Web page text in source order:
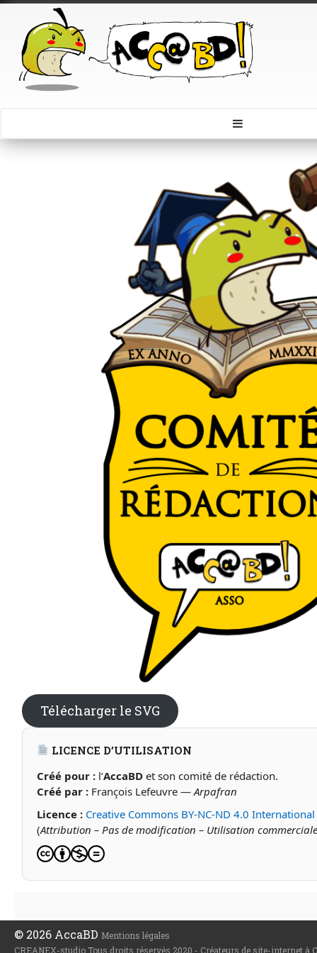
Télécharger le SVG
LICENCE D’UTILISATION
Créé pour : l’AccaBD et son comité de rédaction.
Créé par : François Lefeuvre —Arpafran
Licence : Creative Commons BY-NC-ND 4.0 International
(Attribution – Pas de modification – Utilisation
© 2026 AccaBD Mentions légales
CREANEX-studio Tous droits réservés 2020 - Créateurs de site-internet à